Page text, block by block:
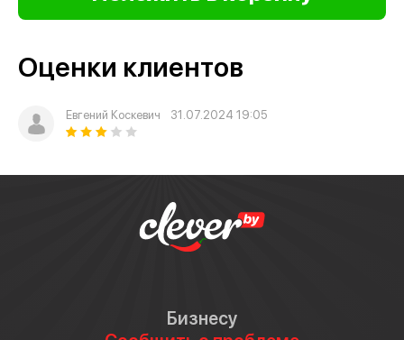
Оценки клиентов
Евгений Коскевич 31.07.2024 19:05
Бизнесу